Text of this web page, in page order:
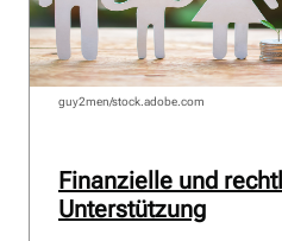
Finanzielle und
Unterstützung
guy2men/stock.adobe.com